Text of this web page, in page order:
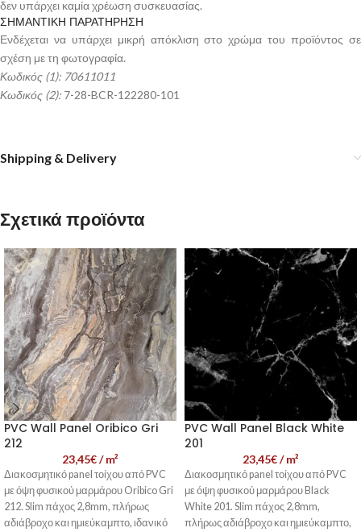
δεν υπάρχει καμία χρέωση συσκευασίας.
ΣΗΜΑΝΤΙΚΗ ΠΑΡΑΤΗΡΗΣΗ
Ενδέχεται να υπάρχει μικρή απόκλιση στο χρώμα του προϊόντος σε
σχέση με τη φωτογραφία.
Κωδικός (1): 70611011
Κωδικός (2): 7-28-BCR-122280-101
Shipping & Delivery
Σχετικά προϊόντα
PVC Wall Panel Oribico Gri
212
23,45€/ m²
Διακοσμητικό panel τοίχου από PVC
με όψη φυσικού μαρμάρου Oribico Gri
212. Slim πάχος 2,8mm, πλήρως
αδιάβροχο και ημιεύκαμπτο, ιδανικό
PVC Wall Panel Black White
201
23,45€/ m²
Διακοσμητικό panel τοίχου από PVC
με όψη φυσικού μαρμάρου Black
White 201. Slim πάχος 2,8mm,
πλήρως αδιάβροχο και ημιεύκαμπτο,